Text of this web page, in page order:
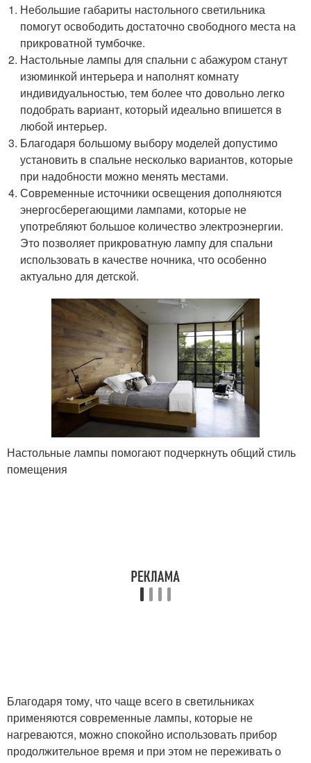
Небольшие габариты настольного светильника
помогут освободить достаточно свободного места на
прикроватной тумбочке.
Настольные лампы для спальни с абажуром станут
изюминкой интерьера и наполнят комнату
индивидуальностью, тем более что довольно легко
подобрать вариант, который идеально впишется в
любой интерьер.
Благодаря большому выбору моделей допустимо
установить в спальне несколько вариантов, которые
при надобности можно менять местами.
Современные источники освещения дополняются
энергосберегающими лампами, которые не
употребляют большое количество электроэнергии.
Это позволяет прикроватную лампу для спальни
использовать в качестве ночника, что особенно
актуально для детской.
Настольные лампы помогают подчеркнуть общий стиль
помещения
Благодаря тому, что чаще всего в светильниках
применяются современные лампы, которые не
нагреваются, можно спокойно использовать прибор
продолжительное время и при этом не переживать о